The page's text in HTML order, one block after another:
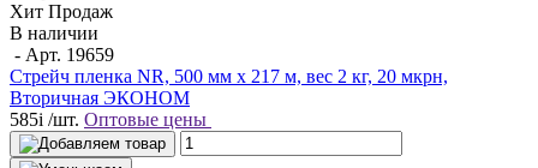
Хит Продаж
В наличии
- Арт. 19659
Стрейч пленка NR, 500 мм x 217 м, вес 2 кг, 20 мкрн,
Вторичная ЭКОНОМ
585i /шт. Оптовые цены